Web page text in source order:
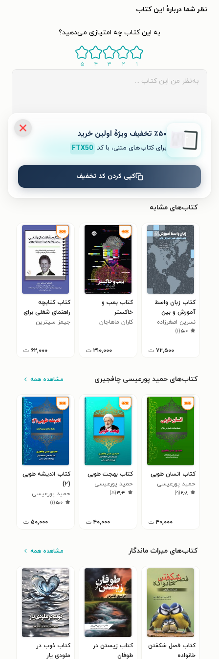
نظر شما دربارهٔ این کتاب
به این کتاب چه امتیازی می‌دهید؟
۱ ۲ ۳ ۴ ۵
ثبت نظر
نظری برای کتاب ثبت نشده است.
کتاب‌های مشابه
کتاب زبان واسط
آموزش و بین
المللی شدن آموزش
عالی
نسرین اصغرزاده
۵٫۰(۱)
۷۲,۵۰۰ ت
کتاب بمب و
خاکستر
کاران ماهاجان
۳۱۰,۰۰۰ ت
کتاب کتابچه
راهنمای شغلی برای
تازه کار‌های بلندپرواز
جیمز سیترین
۶۲,۰۰۰ ت
کتاب‌های حمید پورعیسی چافجیری مشاهده همه
کتاب انسان طوبی
حمید پورعیسی
چافجیری
۲٫۸(۹)
۴۰,۰۰۰ ت
کتاب بهجت طوبی
حمید پورعیسی
چافجیری
۳٫۴(۵)
۴۰,۰۰۰ ت
کتاب اندیشه طوبی
(۲)
حمید پورعیسی
چافجیری
۵٫۰(۱)
۵۰,۰۰۰ ت
کتاب‌های میراث ماندگار مشاهده همه
کتاب فصل شکفتن
خانواده
کتاب زیستن در
طوفان
کتاب ذوب در
ملودی یار
٪۵۰ تخفیف ویژۀ اولین خرید
برای کتاب‌های متنی، با کد FTX50
کپی کردن کد تخفیف